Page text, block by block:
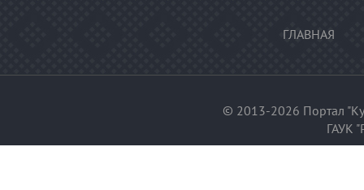
ГЛАВНАЯ
© 2013-2026 Портал
ГАУК